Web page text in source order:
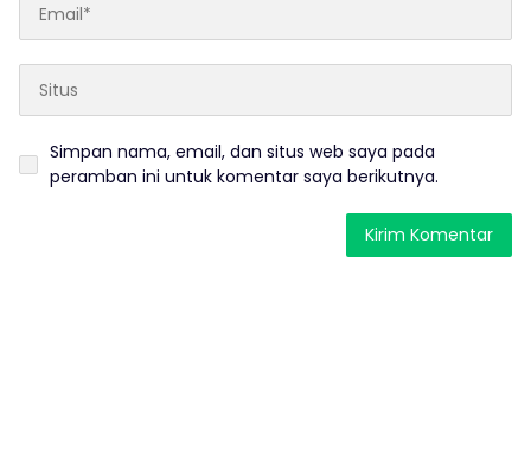
Simpan nama, email, dan situs web saya pada
peramban ini untuk komentar saya berikutnya.